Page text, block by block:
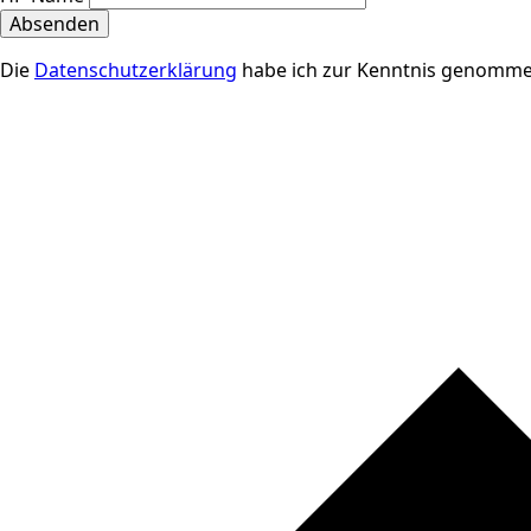
Absenden
Die Datenschutzerklärung habe ich zur Kenntnis